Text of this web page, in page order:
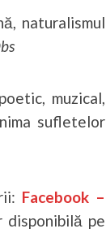
naturalismul
muzical,
sufletelor
Facebook –
pe